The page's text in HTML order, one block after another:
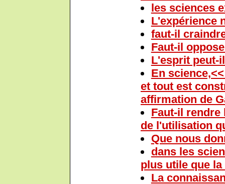
les sciences
L'expérience
faut-il
Faut-il
L'esprit peut-
En
et tout est
affirmation de
Faut-il
de l'utilisation
Que nous
dans les
plus utile que
La